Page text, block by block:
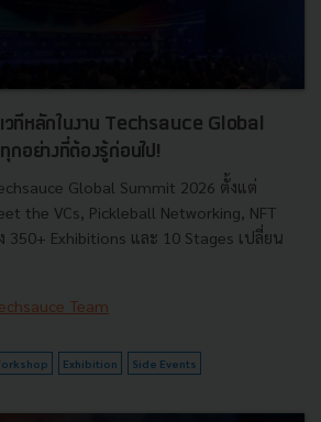
เวทีหลักในงาน Techsauce Global
อย่างที่ต้องรู้ก่อนไป!
Global Summit 2026 ตั้งแต่
the VCs, Pickleball Networking, NFT
350+ Exhibitions และ 10 Stages เปลี่ยน
Team
Exhibition Side Events